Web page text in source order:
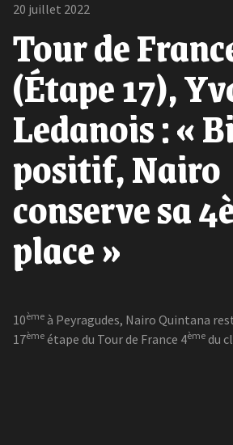
20 juillet 2022
Tour de
(Étape 17),
Ledanois : «
positif, Nairo
conserve sa
place »
10ème à Peyragudes, Nairo Quintana
17ème étape du Tour de France 4ème du